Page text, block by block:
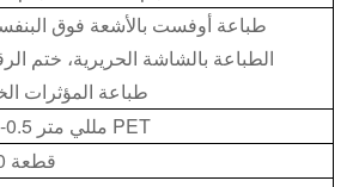
طباعة أوفست بالأشعة فوق
الطباعة بالشاشة الحريرية، ختم
طباعة المؤثرات
0.18-0.5 مللي متر PET
1000 قطعة